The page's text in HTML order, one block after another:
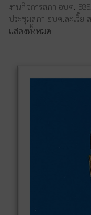
งานกิจการสภา อบต.
ประชุมสภา อบต.ละเวี้ย
แสดงทั้งหมด